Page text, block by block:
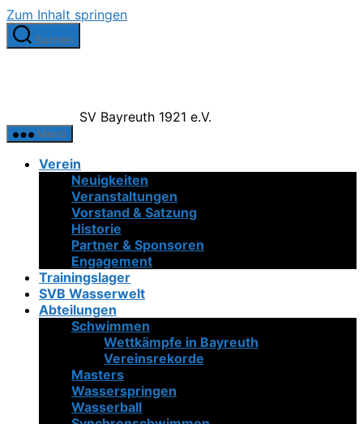
Zum Inhalt springen
Suchen
SV Bayreuth 1921 e.V.
Menü
Verein
Neuigkeiten
Veranstaltungen
Vorstand & Satzung
Historie
Partner & Sponsoren
Engagement
Trainingslager
SVB Wasserwelt
Abteilungen
Schwimmen
Wettkämpfe in Bayreuth
Vereinsrekorde
Masters
Wasserspringen
Wasserball